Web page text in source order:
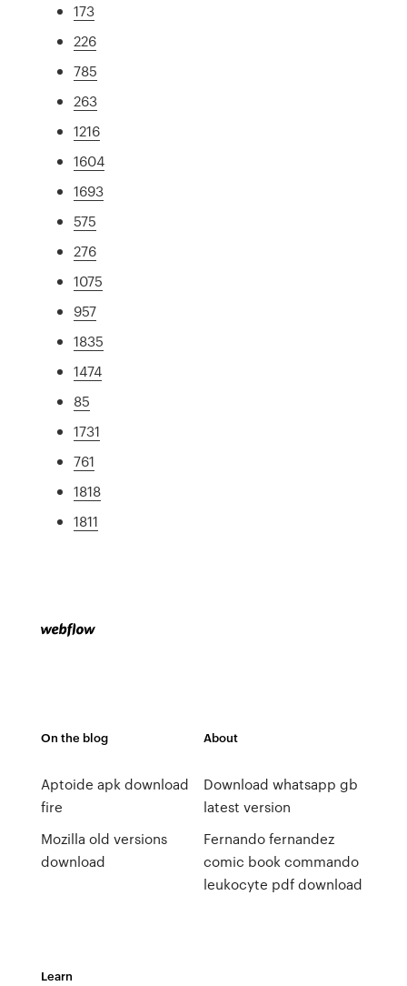
173
226
785
263
1216
1604
1693
575
276
1075
957
1835
1474
85
1731
761
1818
1811
On the blog
Aptoide apk download
fire
Mozilla old versions
download
About
Download whatsapp gb
latest version
Fernando fernandez
comic book commando
leukocyte pdf download
Learn